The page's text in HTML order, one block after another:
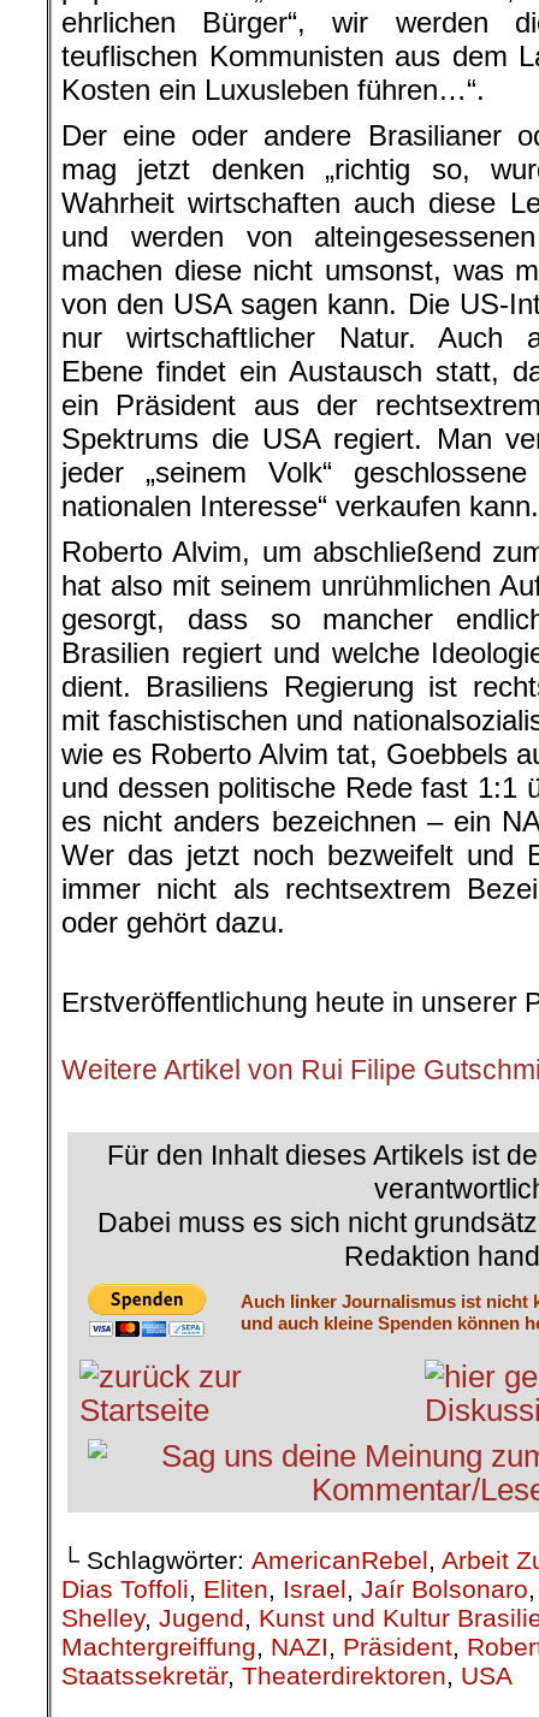
ehrlichen Bürger“, wir werden
teuflischen Kommunisten aus dem
Kosten ein Luxusleben führen…“.
Der eine oder andere Brasilianer
mag jetzt denken „richtig so,
Wahrheit wirtschaften auch diese
und werden von
machen diese nicht umsonst, was
von den USA sagen kann. Die US-
nur wirtschaftlicher Natur. Auch
Ebene findet ein Austausch statt,
ein Präsident aus der
Spektrums die USA regiert. Man
jeder „seinem Volk“
nationalen Interesse“ verkaufen kann.
Roberto Alvim, um abschließend
hat also mit seinem unrühmlichen
gesorgt, dass so mancher
Brasilien regiert und welche
dient. Brasiliens Regierung ist
mit faschistischen und
wie es Roberto Alvim tat, Goebbels
und dessen politische Rede fast 1:1
es nicht anders bezeichnen – ein
Wer das jetzt noch bezweifelt und
immer nicht als rechtsextrem
oder gehört dazu.
Erstveröffentlichung heute in unserer
Weitere Artikel von Rui Filipe
Für den Inhalt dieses Artikels ist
Dabei muss es sich nicht
Redaktion
Auch linker Journalismus ist nicht
und auch kleine Spenden können
└ Schlagwörter: AmericanRebel, Arbeit
Dias Toffoli, Eliten, Israel, Jaír Bolsonaro
Shelley, Jugend, Kunst und Kultur
Machtergreiffung, NAZI, Präsident,
Staatssekretär, Theaterdirektoren, USA